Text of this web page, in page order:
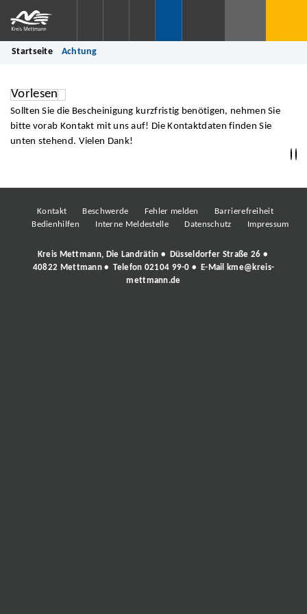
Startseite Achtung
Vorlesen
Sollten Sie die Bescheinigung kurzfristig benötigen, nehmen Sie
bitte vorab Kontakt mit uns auf! Die Kontaktdaten finden Sie
unten stehend. Vielen Dank!
Kontakt Beschwerde Fehler melden
Barrierefreiheit
Bedienhilfen
Interne Meldestelle Datenschutz Impressum
Kreis Mettmann, Die Landrätin • Düsseldorfer Straße 26 •
40822 Mettmann • Telefon 02104 99-0 • E-Mail
kme@kreis-
mettmann.de